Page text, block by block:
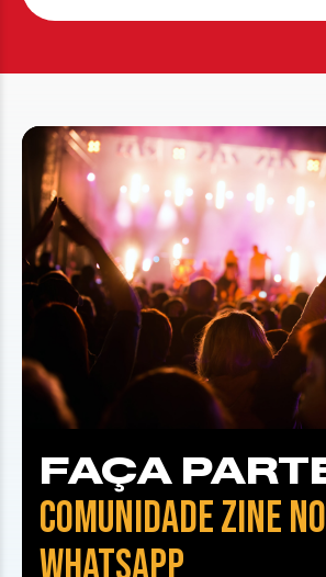
FAÇA
COMUNIDADE ZINE NO